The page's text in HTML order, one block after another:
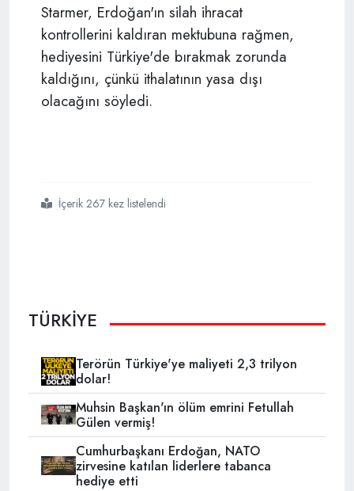
Starmer, Erdoğan'ın silah ihracat
kontrollerini kaldıran mektubuna rağmen,
hediyesini Türkiye'de bırakmak zorunda
kaldığını, çünkü ithalatının yasa dışı
olacağını söyledi.
#erdoğan
#nato zirvesi
#tabanca hediyesi
İçerik 267 kez listelendi
TÜRKİYE
Terörün Türkiye'ye maliyeti 2,3 trilyon
dolar!
Muhsin Başkan'ın ölüm emrini Fetullah
Gülen vermiş!
Cumhurbaşkanı Erdoğan, NATO
zirvesine katılan liderlere tabanca
hediye etti